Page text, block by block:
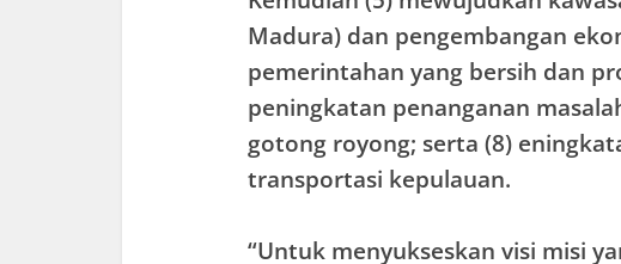
Madura) dan pengembangan
pemerintahan yang bersih dan
peningkatan penanganan
gotong royong; serta (8)
transportasi kepulauan.
“Untuk menyukseskan visi misi